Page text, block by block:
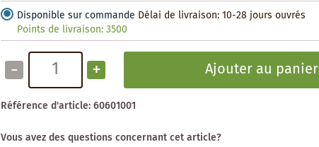
Disponible sur commande Délai de livraison: 10-28 jours ouvrés
Points de livraison:3500
- + Ajouter au panier
Référence d'article:60601001
Vous avez des questions concernant cet article?